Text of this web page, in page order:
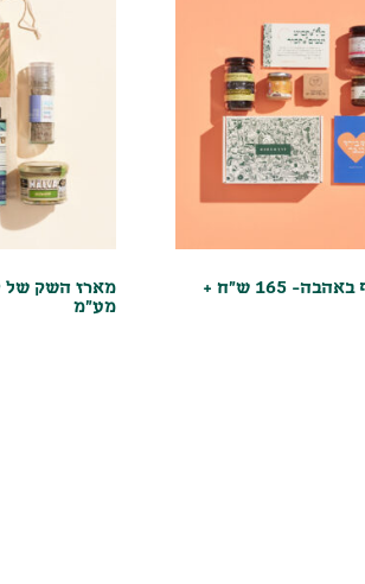
מארז מהעוטף באהבה- 165 ש"ח +
מע"מ